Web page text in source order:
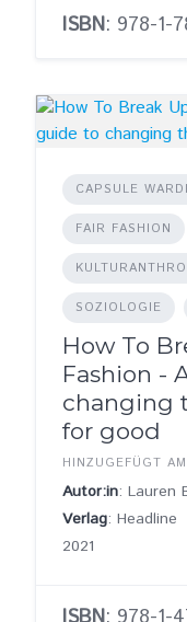
ISBN: 978-1-
CAPSULE
FAIR FASHION
SOZIOLOGIE
How To
Fashion -
changing
for good
HINZUGEFÜGT
Autor:in: Lauren
Verlag: Headline
2021